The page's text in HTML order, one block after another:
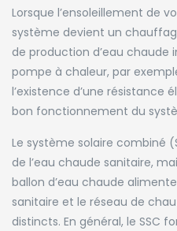
Lorsque l’ensoleillement de
système devient un
de production d’eau
pompe à chaleur, par
l’existence d’une résistance
bon fonctionnement du
Le système solaire combiné
de l’eau chaude sanitaire,
ballon d’eau chaude
sanitaire et le réseau de
distincts. En général, le SSC